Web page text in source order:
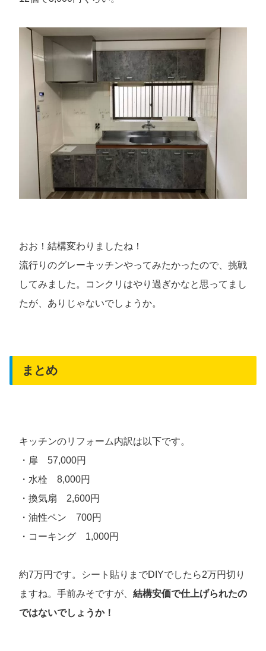
おお！結構変わりましたね！
流行りのグレーキッチンやってみたかったので、挑戦
してみました。コンクリはやり過ぎかなと思ってまし
たが、ありじゃないでしょうか。
まとめ
キッチンのリフォーム内訳は以下です。
・扉 57,000円
・水栓 8,000円
・換気扇 2,600円
・油性ペン 700円
・コーキング 1,000円
約7万円です。シート貼りまでDIYでしたら2万円切り
ますね。手前みそですが、 結構安価で仕上げられたの
ではないでしょうか！